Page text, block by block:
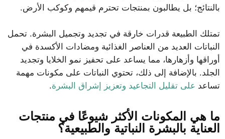
بالنتائج؛ بل يطالبون بمنتجات تحترم قيمهم وكوكب الأرض.
تمتلك الطبيعة قدرات خارقة في تجديد وتجميل البشرة. تحمل
النباتات العديد من العناصر الغذائية ومضادات الأكسدة في
أوراقها وأزهارها، مما يساعد على تحفيز نمو الخلايا وتجديد
الجلد. بالإضافة إلى ذلك، تحتوي النباتات على مكونات مهمة
تساعد على تقليل التجاعيد وتعزيز إشراق البشرة.
ما هي المكونات الأكثر شيوعًا في منتجات
العناية بالبشرة النباتية والطبيعية؟